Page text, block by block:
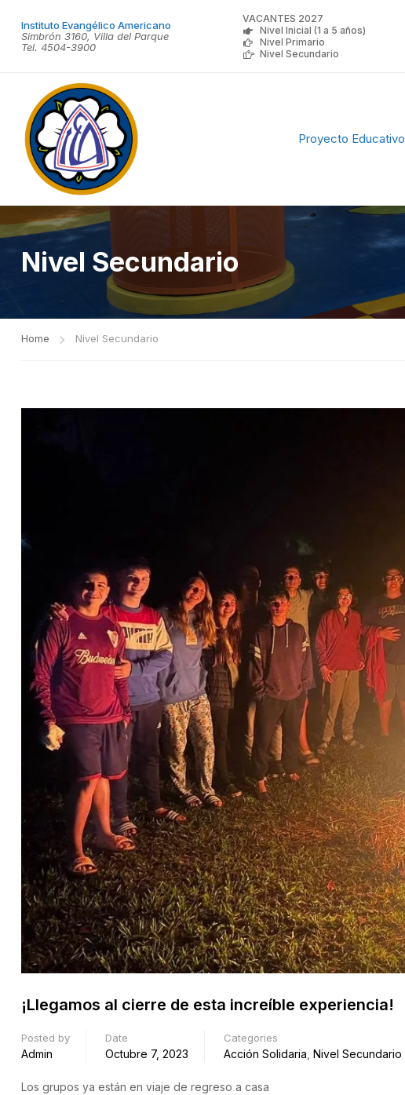
Instituto Evangélico Americano
Simbrón 3160, Villa del Parque
Tel. 4504-3900
VACANTES 2027
Nivel Inicial (1 a 5 años)
Nivel Primario
Nivel Secundario
Proyecto Educativo
Nivel Secundario
Home Nivel Secundario
¡Llegamos al cierre de esta increíble experiencia!
Posted by
Admin
Date
Octubre 7, 2023
Categories
Acción Solidaria Nivel Secundario
Los grupos ya están en viaje de regreso a casa